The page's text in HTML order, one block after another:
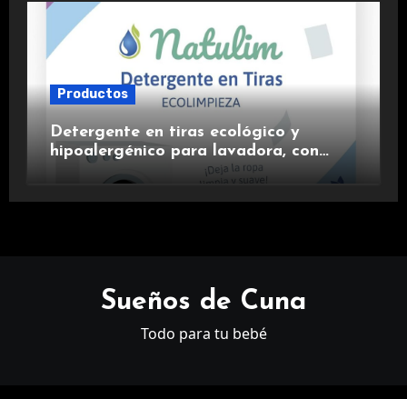
Productos
Detergente en tiras ecológico y
hipoalergénico para lavadora, con
suavizante incluido y fragancia de
Sueños de Cuna
Todo para tu bebé